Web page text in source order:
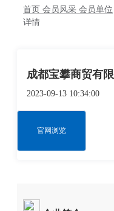
首页 会员风采 会员单位
详情
成都宝攀商贸有
2023-09-13 10:34:00
官网浏览